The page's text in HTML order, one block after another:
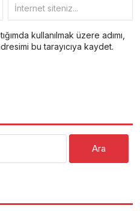
kullanılmak üzere adımı,
bu tarayıcıya kaydet.